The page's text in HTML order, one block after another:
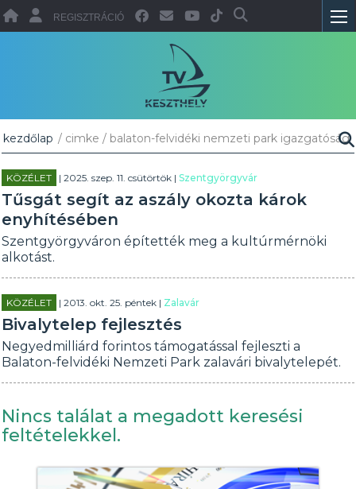
REGISZTRÁCIÓ
kezdőlap / cimke / balaton-felvidéki nemzeti park igazgatóság
KÖZÉLET | 2025. szep. 11. csütörtök |Szentgyörgyvár
Tűsgát segít az aszály okozta károk
enyhítésében
Szentgyörgyváron építették meg a kultúrmérnöki
alkotást.
KÖZÉLET | 2013. okt. 25. péntek | Zalavár
Bivalytelep fejlesztés
Negyedmilliárd forintos támogatással fejleszti a
Balaton-felvidéki Nemzeti Park zalavári bivalytelepét.
Nincs találat a megadott keresési
feltételekkel.